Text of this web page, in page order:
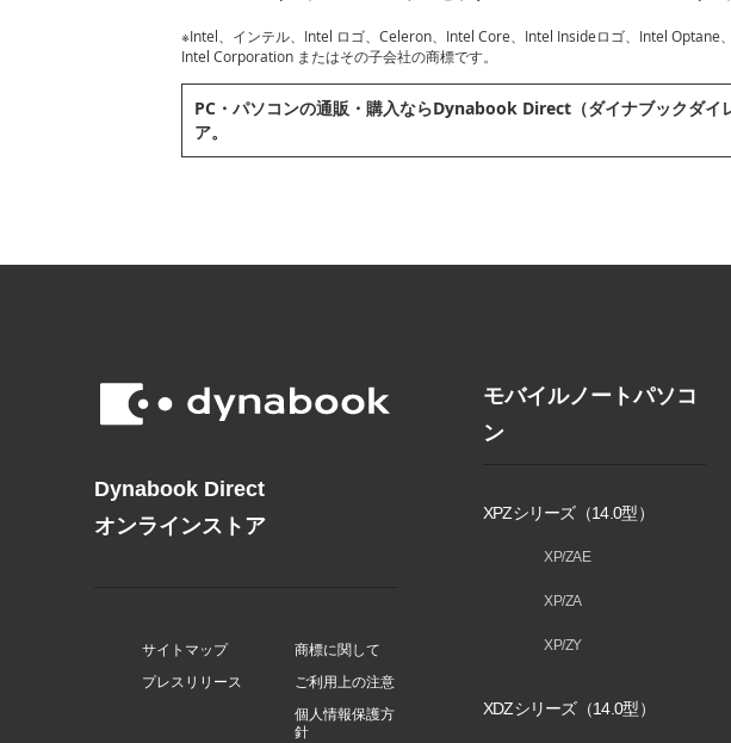
※Intel、インテル、Intel ロゴ、Celeron、Intel Core、Intel Insideロゴ、Intel
Intel Corporation またはその子会社の商標です。
PC・パソコンの通販・購⼊ならDynabook Direct（ダイナブックダ
ア。
Dynabook Direct
オンラインストア
サイトマップ
プレスリリース
商標に関して
ご利用上の注意
個人情報保護方
針
モバイルノートパソコ
ン
XPZシリーズ（14.0型）
XP/ZAE
XP/ZA
XP/ZY
XDZシリーズ（14.0型）